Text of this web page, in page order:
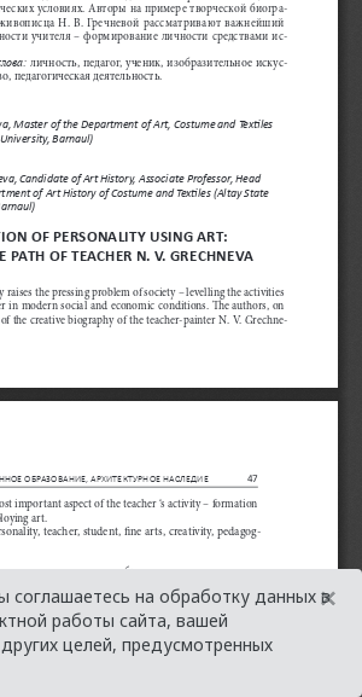
соглашаетесь на обработку данных в
работы сайта, вашей
целей, предусмотренных
×